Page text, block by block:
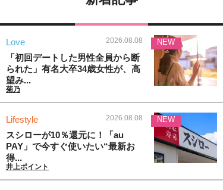
Love 2026.08.08
「初回デートした男性全員から断
られた」有名大卒34歳女性が、高
望み...
菊乃
NEW
Lifestyle 2026.08.08
スシローが10％還元に！「au
PAY」で今すぐ使いたい“最新お
得...
井上ポイント
NEW